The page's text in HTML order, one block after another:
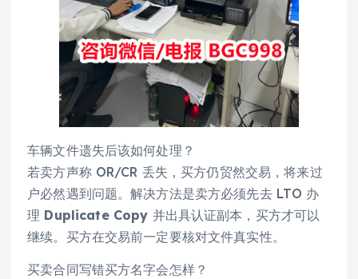
车辆文件遗失后该如何处理？
若卖方声称 OR/CR 丢失，买方仍贸然交易，将来过
户必然遇到问题。解决方法是卖方必须先去 LTO 办
理 Duplicate Copy 并出具认证副本，买方才可以
继续。买方在交易前一定要核对文件真实性。
买卖合同写错买方名字会怎样？